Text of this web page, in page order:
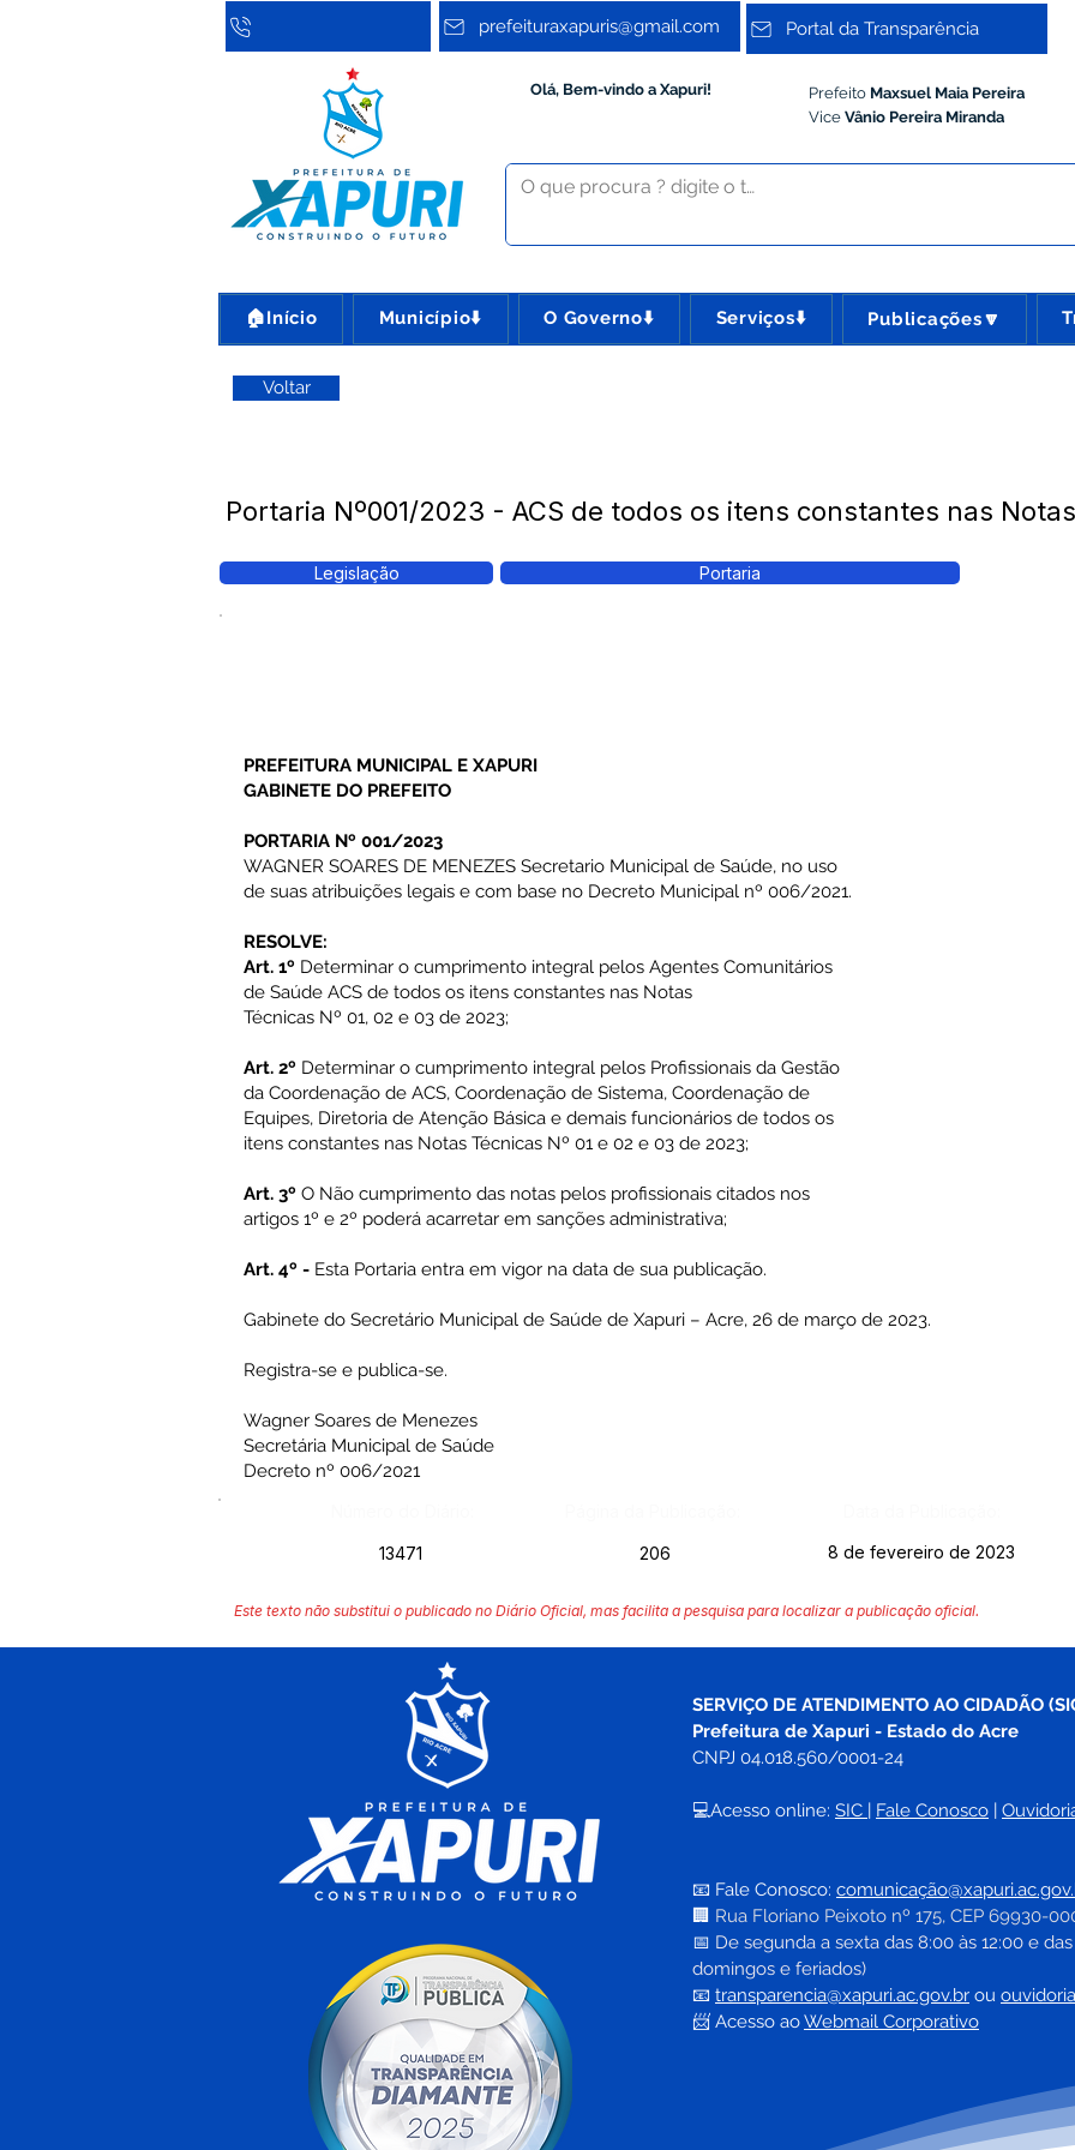
prefeituraxapuris@gmail.com Portal da Transparência
Olá, Bem-vindo a Xapuri! Prefeito Maxsuel Maia Pereira
Vice Vânio Pereira Miranda
🏠Início Município⬇️ O Governo⬇️ Serviços⬇️ Publicações🔽
Voltar
Portaria Nº001/2023 - ACS de todos os itens constantes nas
Legislação Portaria
PREFEITURA MUNICIPAL E XAPURI
GABINETE DO PREFEITO
PORTARIA Nº 001/2023
WAGNER SOARES DE MENEZES Secretario Municipal de Saúde, no uso
de suas atribuições legais e com base no Decreto Municipal nº 006/2021.
RESOLVE:
Art. 1º Determinar o cumprimento integral pelos Agentes Comunitários
de Saúde ACS de todos os itens constantes nas Notas
Técnicas Nº 01, 02 e 03 de 2023;
Art. 2º Determinar o cumprimento integral pelos Profissionais da Gestão
da Coordenação de ACS, Coordenação de Sistema, Coordenação de
Equipes, Diretoria de Atenção Básica e demais funcionários de todos os
itens constantes nas Notas Técnicas Nº 01 e 02 e 03 de 2023;
Art. 3º O Não cumprimento das notas pelos profissionais citados nos
artigos 1º e 2º poderá acarretar em sanções administrativa;
Art. 4º - Esta Portaria entra em vigor na data de sua publicação.
Gabinete do Secretário Municipal de Saúde de Xapuri – Acre, 26 de março de 2023.
Registra-se e publica-se.
Wagner Soares de Menezes
Secretária Municipal de Saúde
Decreto nº 006/2021
13471 206 8 de fevereiro de 2023
Este texto não substitui o publicado no Diário Oficial, mas facilita a pesquisa para localizar a publicação oficial.
SERVIÇO DE ATENDIMENTO AO CIDADÃO
Prefeitura de Xapuri - Estado do Acre
CNPJ 04.018.560/0001-24
💻Acesso online: SIC | Fale Conosco |
📧 Fale Conosco:
🏢 Rua Floriano Peixoto nº 175, CEP 69930-
📅 De segunda a sexta das 8:00 às 12:00 e
domingos e feriados)
📧 transparencia@xapuri.ac.gov.br ou
📨 Acesso ao Webmail Corporativo